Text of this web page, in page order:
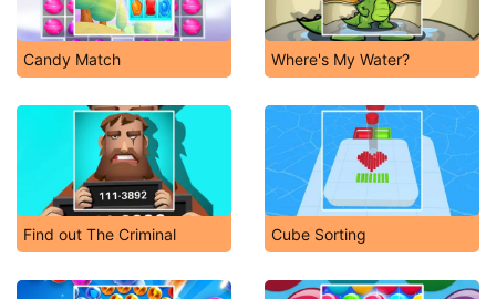
Candy Match Where's My Water?
Find out The Criminal Cube Sorting